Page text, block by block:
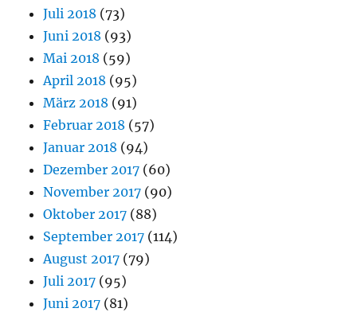
Juli 2018 (73)
Juni 2018 (93)
Mai 2018 (59)
April 2018 (95)
März 2018 (91)
Februar 2018 (57)
Januar 2018 (94)
Dezember 2017 (60)
November 2017 (90)
Oktober 2017 (88)
September 2017 (114)
August 2017 (79)
Juli 2017 (95)
Juni 2017 (81)